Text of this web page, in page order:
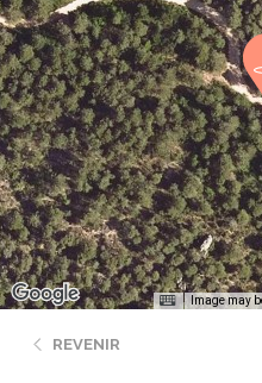
Image may
REVENIR